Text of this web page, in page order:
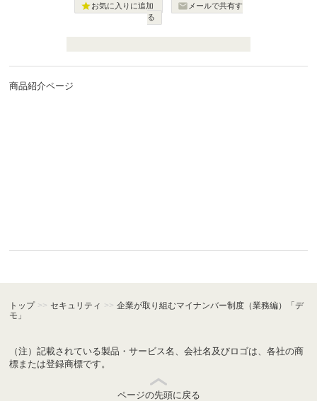
お気に入りに追加  メールで共有す
る
商品紹介ページ
トップ >> セキュリティ >> 企業が取り組むマイナンバー制度（業務編）「デ
モ」
（注）記載されている製品・サービス名、会社名及びロゴは、各社の商
標または登録商標です。
ページの先頭に戻る